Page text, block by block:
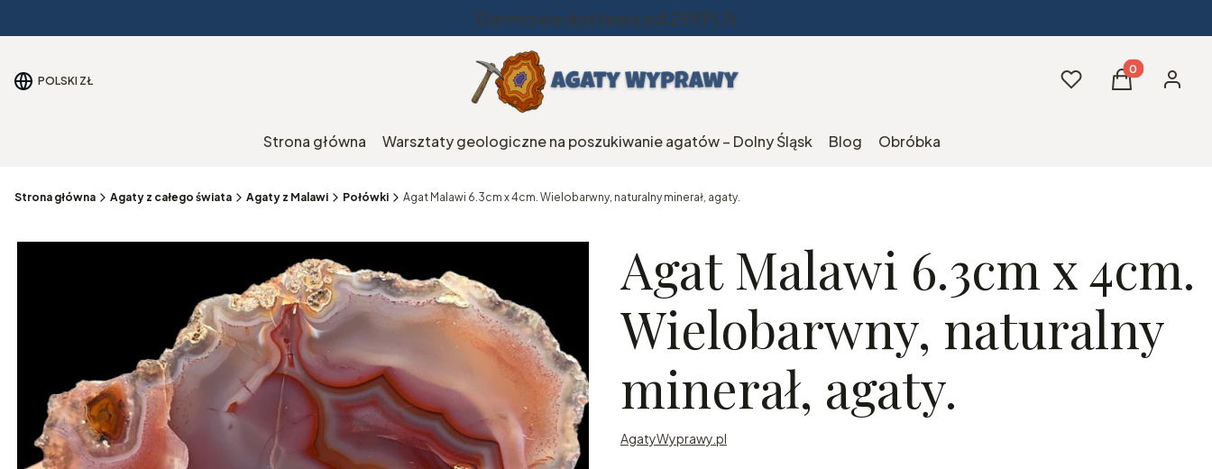
Darmowa dostawa od 299PLN
POLSKI ZŁ UlubioneProdukty w
Koszyk
Strona główna Warsztaty geologiczne na poszukiwanie agatów – Dolny Śląsk Blog Obróbka
Strona główna Agaty z całego świata Agaty z Malawi Połówki Agat Malawi 6.3cm x 4cm. Wielobarwny, naturalny minerał, agaty.
Agat Malawi 6.3cm x 4cm.
Wielobarwny, naturalny
minerał, agaty.
AgatyWyprawy.pl